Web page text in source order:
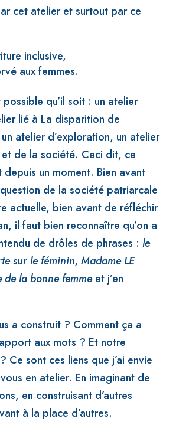
cet atelier et surtout par ce
inclusive,
aux femmes.
possible qu’il soit : un atelier
lié à La disparition de
atelier d’exploration, un atelier
de la société. Ceci dit, ce
un moment. Bien avant
de la société patriarcale
actuelle, bien avant de réfléchir
il faut bien reconnaître qu’on a
de drôles de phrases :le
sur le féminin, Madame LE
la bonne femmeet j’en
a construit ? Comment ça a
aux mots ? Et notre
Ce sont ces liens que j’ai envie
en atelier. En imaginant de
en construisant d’autres
à la place d’autres.